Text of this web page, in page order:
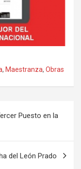
, Maestranza, Obras
Puesto en la
del León Prado